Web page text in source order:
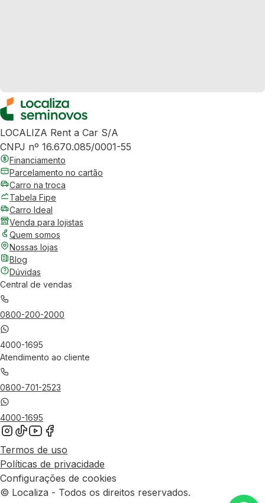
LOCALIZA Rent a Car S/A
CNPJ nº 16.670.085/0001-55
Financiamento
Parcelamento no cartão
Carro na troca
Tabela Fipe
Carro Ideal
Venda para lojistas
Quem somos
Nossas lojas
Blog
Dúvidas
Central de vendas
0800-200-2000
4000-1695
Atendimento ao cliente
0800-701-2523
4000-1695
Termos de uso
Políticas de privacidade
Configurações de cookies
© Localiza - Todos os direitos reservados.